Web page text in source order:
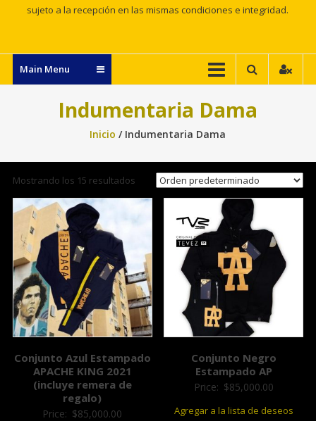
sujeto a la recepción en las mismas condiciones e integridad.
Main Menu
Indumentaria Dama
Inicio / Indumentaria Dama
Mostrando los 15 resultados
Conjunto Azul Estampado
APACHE KING 2021
(incluye remera de
regalo)
Price: $85,000.00
Conjunto Negro
Estampado AP
Price: $85,000.00
Agregar a la lista de deseos